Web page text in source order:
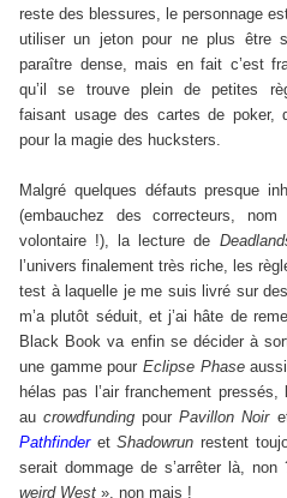
reste des blessures, le personnage
utiliser un jeton pour ne plus être
paraître dense, mais en fait c’est
qu’il se trouve plein de petites
faisant usage des cartes de poker,
pour la magie des hucksters.
Malgré quelques défauts presque
(embauchez des correcteurs,
volontaire !), la lecture de
l’univers finalement très riche, les
test à laquelle je me suis livré sur
m’a plutôt séduit, et j’ai hâte de
Black Book va enfin se décider à
une gamme pour Eclipse Phase
hélas pas l’air franchement
aucrowdfunding pourPavillon Noir
PathfinderetShadowrun restent
serait dommage de s’arrêter là,
weird West », non mais !